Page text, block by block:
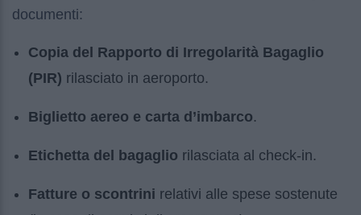
documenti:
Copia del Rapporto di Irregolarità Bagaglio
(PIR) rilasciato in aeroporto.
Biglietto aereo e carta d’imbarco.
Etichetta del bagaglio rilasciata al check-in.
Fatture o scontrini relativi alle spese sostenute